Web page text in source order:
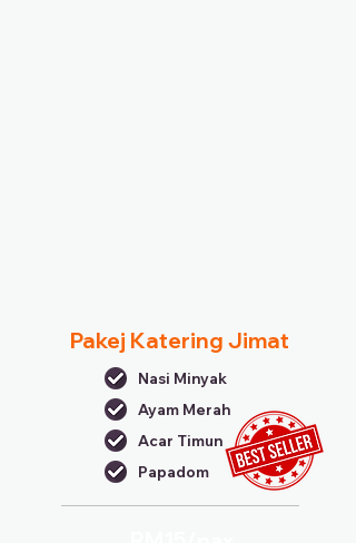
Pakej Katering Jimat
Nasi Minyak
Ayam Merah
Acar Timun
Papadom